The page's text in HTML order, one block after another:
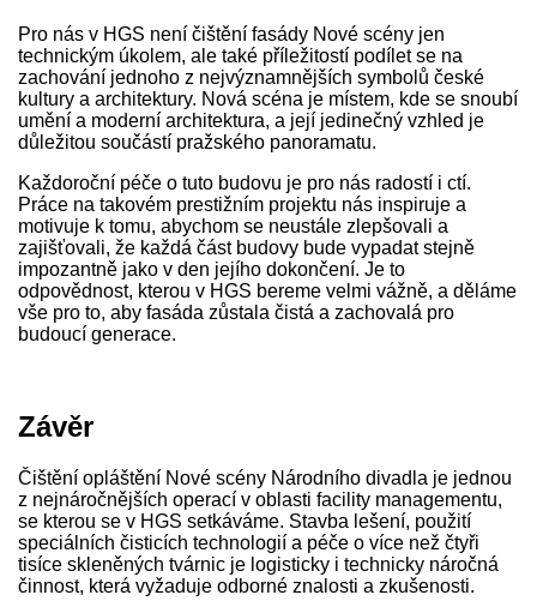
Pro nás v HGS není čištění fasády Nové scény jen
technickým úkolem, ale také příležitostí podílet se na
zachování jednoho z nejvýznamnějších symbolů české
kultury a architektury. Nová scéna je místem, kde se snoubí
umění a moderní architektura, a její jedinečný vzhled je
důležitou součástí pražského panoramatu.
Každoroční péče o tuto budovu je pro nás radostí i ctí.
Práce na takovém prestižním projektu nás inspiruje a
motivuje k tomu, abychom se neustále zlepšovali a
zajišťovali, že každá část budovy bude vypadat stejně
impozantně jako v den jejího dokončení. Je to
odpovědnost, kterou v HGS bereme velmi vážně, a děláme
vše pro to, aby fasáda zůstala čistá a zachovalá pro
budoucí generace.
Závěr
Čištění opláštění Nové scény Národního divadla je jednou
z nejnáročnějších operací v oblasti facility managementu,
se kterou se v HGS setkáváme. Stavba lešení, použití
speciálních čisticích technologií a péče o více než čtyři
tisíce skleněných tvárnic je logisticky i technicky náročná
činnost, která vyžaduje odborné znalosti a zkušenosti.